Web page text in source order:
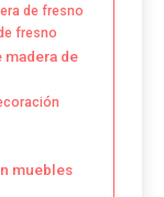
de fresno
fresno
madera de
muebles